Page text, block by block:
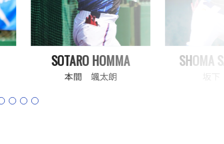
SOTARO HOMMA
本間 颯太朗
SHOMA